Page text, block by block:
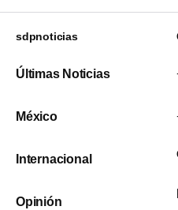
sdpnoticias
Últimas Noticias
México
Internacional
Opinión